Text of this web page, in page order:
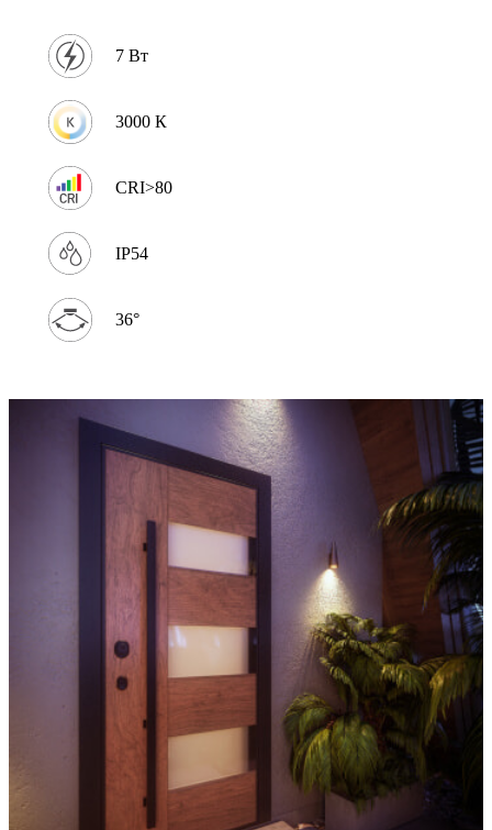
7 Вт
3000 К
CRI>80
IP54
36°